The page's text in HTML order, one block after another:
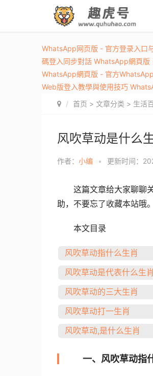
WhatsApp网页版 - 官方登录入口
碼登入同步對話 WhatsApp網頁版
WhatsApp網頁版 - 官方
Web版登入教學與使用技巧
首页 > 文章分类 > 生活
风吹草动是什么
作者： 小编 • 更新时间：
这篇文章给大家聊聊
助，不要忘了收藏本站哦。
本文目录
风吹草动指什么生肖
风吹草动是代表什么生
风吹草动的三大生肖
风吹草动打一生肖
风吹草动,是什么生肖
一、风吹草动指